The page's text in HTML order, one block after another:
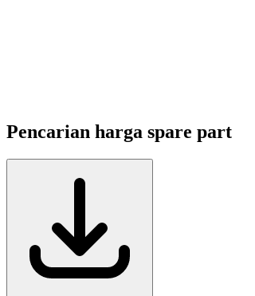
Pencarian harga spare part